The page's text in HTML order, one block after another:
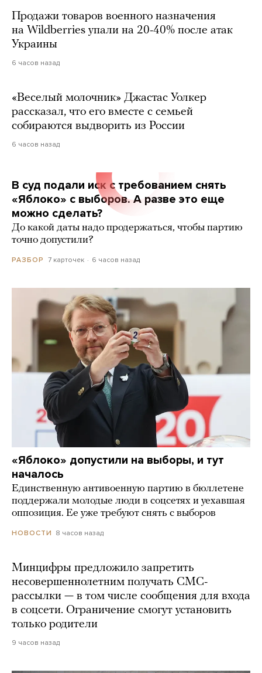
Продажи товаров военного назначения
на Wildberries упали на 20-40% после атак
Украины
6 часов назад
«Веселый молочник» Джастас Уолкер
рассказал, что его вместе с семьей
собираются выдворить из России
6 часов назад
В суд подали иск с требованием снять
«Яблоко» с выборов. А разве это еще
можно сделать?
До какой даты надо продержаться, чтобы партию
точно допустили?
РАЗБОР 7 карточек 6 часов назад
«Яблоко» допустили на выборы, и тут
началось
Единственную антивоенную партию в бюллетене
поддержали молодые люди в соцсетях и уехавшая
оппозиция. Ее уже требуют снять с выборов
НОВОСТИ 8 часов назад
Минцифры предложило запретить
несовершеннолетним получать СМС-
рассылки — в том числе сообщения для входа
в соцсети. Ограничение смогут установить
только родители
9 часов назад